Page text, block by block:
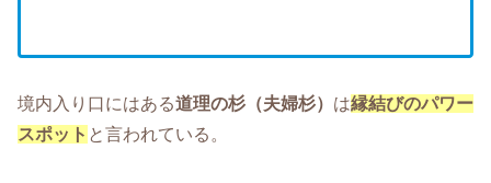
境内入り口にはある道理の杉（夫婦杉） は縁結びのパワー
スポット と言われている。